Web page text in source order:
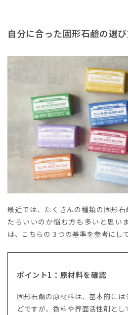
自分に合った固形石鹼の選
最近では、たくさんの種類の固形
たらいいのか悩む方も多いと思い
は、こちらの３つの基準を参考にし
ポイント1：原材料を確認
固形石鹼の原材料は、基本的に
どですが、香料や界面活性剤と